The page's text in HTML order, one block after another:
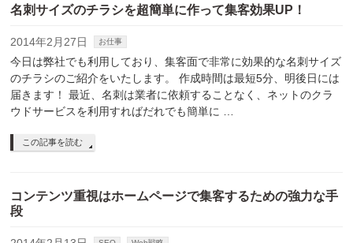
名刺サイズのチラシを超簡単に作って集客効果UP！
2014年2月27日 お仕事
今日は弊社でも利用しており、集客面で非常に効果的な名刺サイズ
のチラシのご紹介をいたします。 作成時間は最短5分、明後日には
届きます！ 最近、名刺は業者に依頼することなく、ネットのクラ
ウドサービスを利用すればだれでも簡単に …
この記事を読む
コンテンツ重視はホームページで集客するための強力な手
段